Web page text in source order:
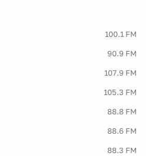
100.1 FM
90.9 FM
107.9 FM
105.3 FM
88.8 FM
88.6 FM
88.3 FM